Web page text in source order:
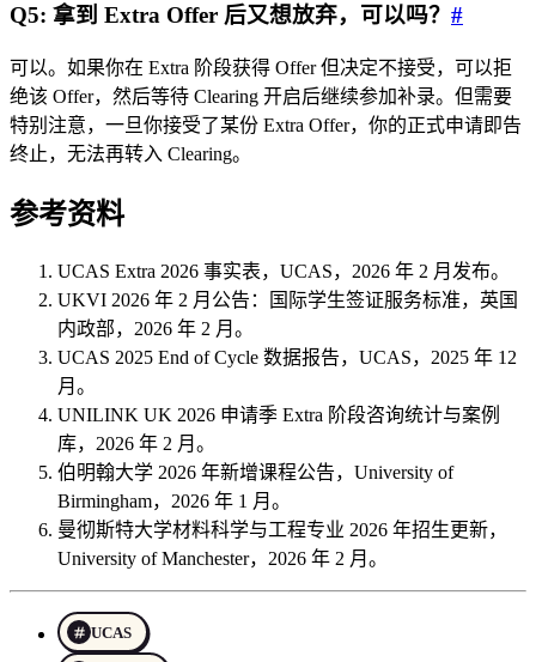
Q5: 拿到 Extra Offer 后又想放弃，可以吗？ #
可以。如果你在 Extra 阶段获得 Offer 但决定不接受，可以拒
绝该 Offer，然后等待 Clearing 开启后继续参加补录。但需要
特别注意，一旦你接受了某份 Extra Offer，你的正式申请即告
终止，无法再转入 Clearing。
参考资料
UCAS Extra 2026 事实表，UCAS，2026 年 2 月发布。
UKVI 2026 年 2 月公告：国际学生签证服务标准，英国
内政部，2026 年 2 月。
UCAS 2025 End of Cycle 数据报告，UCAS，2025 年 12
月。
UNILINK UK 2026 申请季 Extra 阶段咨询统计与案例
库，2026 年 2 月。
伯明翰大学 2026 年新增课程公告，University of
Birmingham，2026 年 1 月。
曼彻斯特大学材料科学与工程专业 2026 年招生更新，
University of Manchester，2026 年 2 月。
UCAS